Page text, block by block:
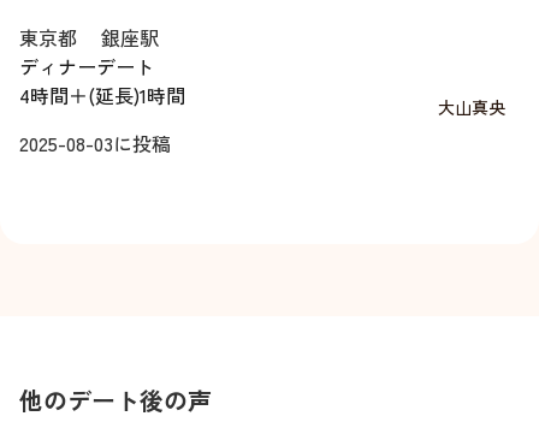
東京都
銀座駅
ディナーデート
4時間＋(延長)1時間
2025-08-03に投稿
大山真央
他のデート後の声